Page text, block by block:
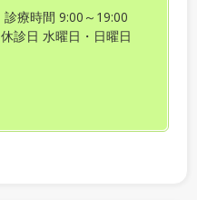
診療時間 9:00～19:00
休診日 水曜日・日曜日